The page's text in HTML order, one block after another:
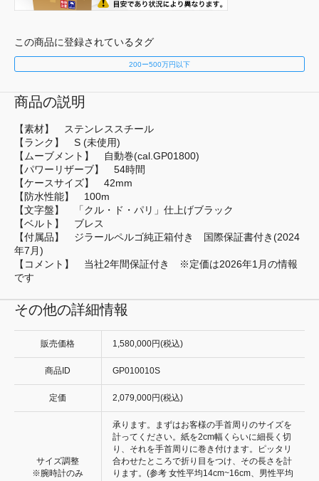
この商品に登録されているタグ
200ー500万円以下
商品の説明
【素材】 ステンレススチール
【ランク】 S (未使用)
【ムーブメント】 自動巻(cal.GP01800)
【パワーリザーブ】 54時間
【ケースサイズ】 42mm
【防水性能】 100m
【文字盤】 「クル・ド・パリ」仕上げブラック
【ベルト】 ブレス
【付属品】 ジラールペルゴ純正箱付き 国際保証書付き(2024
年7月)
【コメント】 当社2年間保証付き ※定価は2026年1月の情報
です
その他の詳細情報
販売価格 1,580,000円(税込)
商品ID GP010010S
定価 2,079,000円(税込)
サイズ調整
※腕時計のみ
承ります。まずはお客様の手首周りのサイズを
計ってください。紙を2cm幅くらいに細長く切
り、それを手首周りに巻き付けます。ピッタリ
合わせたところで折り目をつけ、その長さを計
ります。(参考 女性平均14cm~16cm、男性平均